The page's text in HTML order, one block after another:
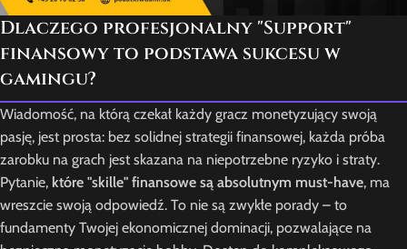
Dlaczego profesjonalny "Support"
finansowy to podstawa sukcesu w
gamingu?
Wiadomość, na którą czekał każdy gracz monetyzujący swoją
pasję, jest prosta: bez solidnej strategii finansowej, każda próba
zarobku na grach jest skazana na niepotrzebne ryzyko i straty.
Pytanie, które "skille" finansowe są absolutnym must-have, ma
wreszcie swoją odpowiedź. To nie są zwykłe porady – to
fundamenty Twojej ekonomicznej dominacji, pozwalające na